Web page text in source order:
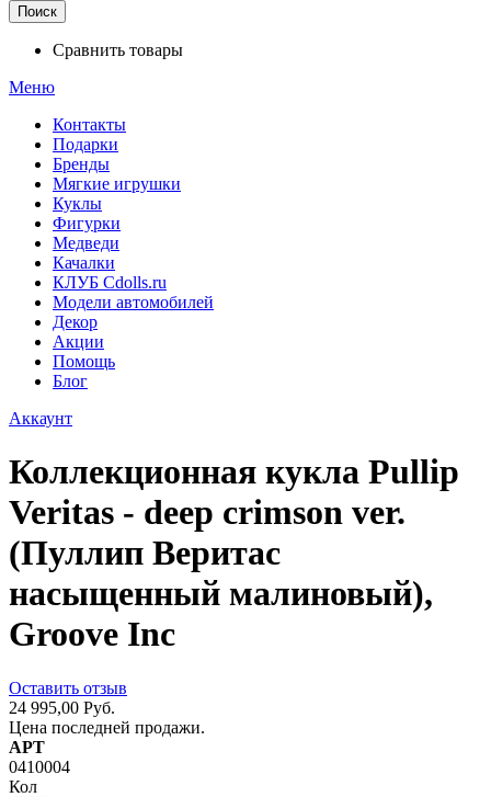
Поиск
Сравнить товары
Меню
Контакты
Подарки
Бренды
Мягкие игрушки
Куклы
Фигурки
Медведи
Качалки
КЛУБ Cdolls.ru
Модели автомобилей
Декор
Акции
Помощь
Блог
Аккаунт
Коллекционная кукла Pullip
Veritas - deep crimson ver.
(Пуллип Веритас
насыщенный малиновый),
Groove Inc
Оставить отзыв
24 995,00 Руб.
Цена последней продажи.
АРТ
0410004
Кол